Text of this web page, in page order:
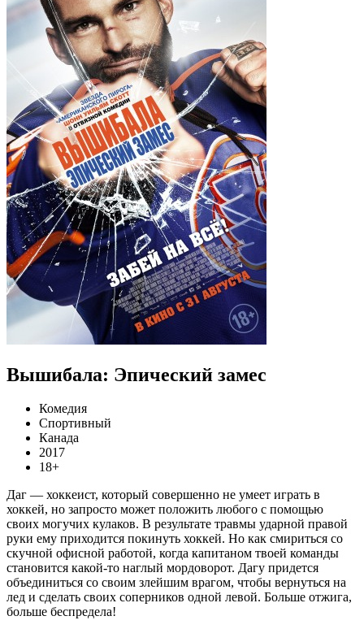
Вышибала: Эпический замес
Комедия
Спортивный
Канада
2017
18+
Даг — хоккеист, который совершенно не умеет играть в
хоккей, но запросто может положить любого с помощью
своих могучих кулаков. В результате травмы ударной правой
руки ему приходится покинуть хоккей. Но как смириться со
скучной офисной работой, когда капитаном твоей команды
становится какой-то наглый мордоворот. Дагу придется
объединиться со своим злейшим врагом, чтобы вернуться на
лед и сделать своих соперников одной левой. Больше отжига,
больше беспредела!